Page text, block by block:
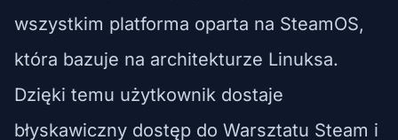
wszystkim platforma oparta na SteamOS,
która bazuje na architekturze Linuksa.
Dzięki temu użytkownik dostaje
błyskawiczny dostęp do Warsztatu Steam i